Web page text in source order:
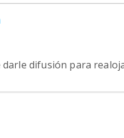
darle difusión para